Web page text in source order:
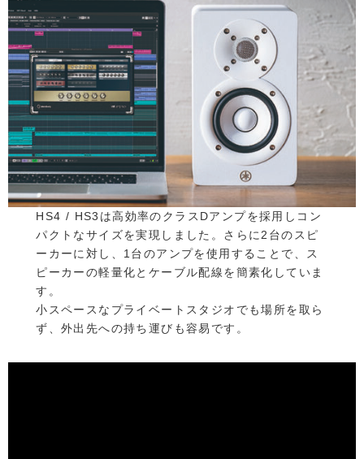
HS4 / HS3は高効率のクラスDアンプを採用しコン
パクトなサイズを実現しました。さらに2台のスピ
ーカーに対し、1台のアンプを使用することで、ス
ピーカーの軽量化とケーブル配線を簡素化していま
す。
小スペースなプライベートスタジオでも場所を取ら
ず、外出先への持ち運びも容易です。